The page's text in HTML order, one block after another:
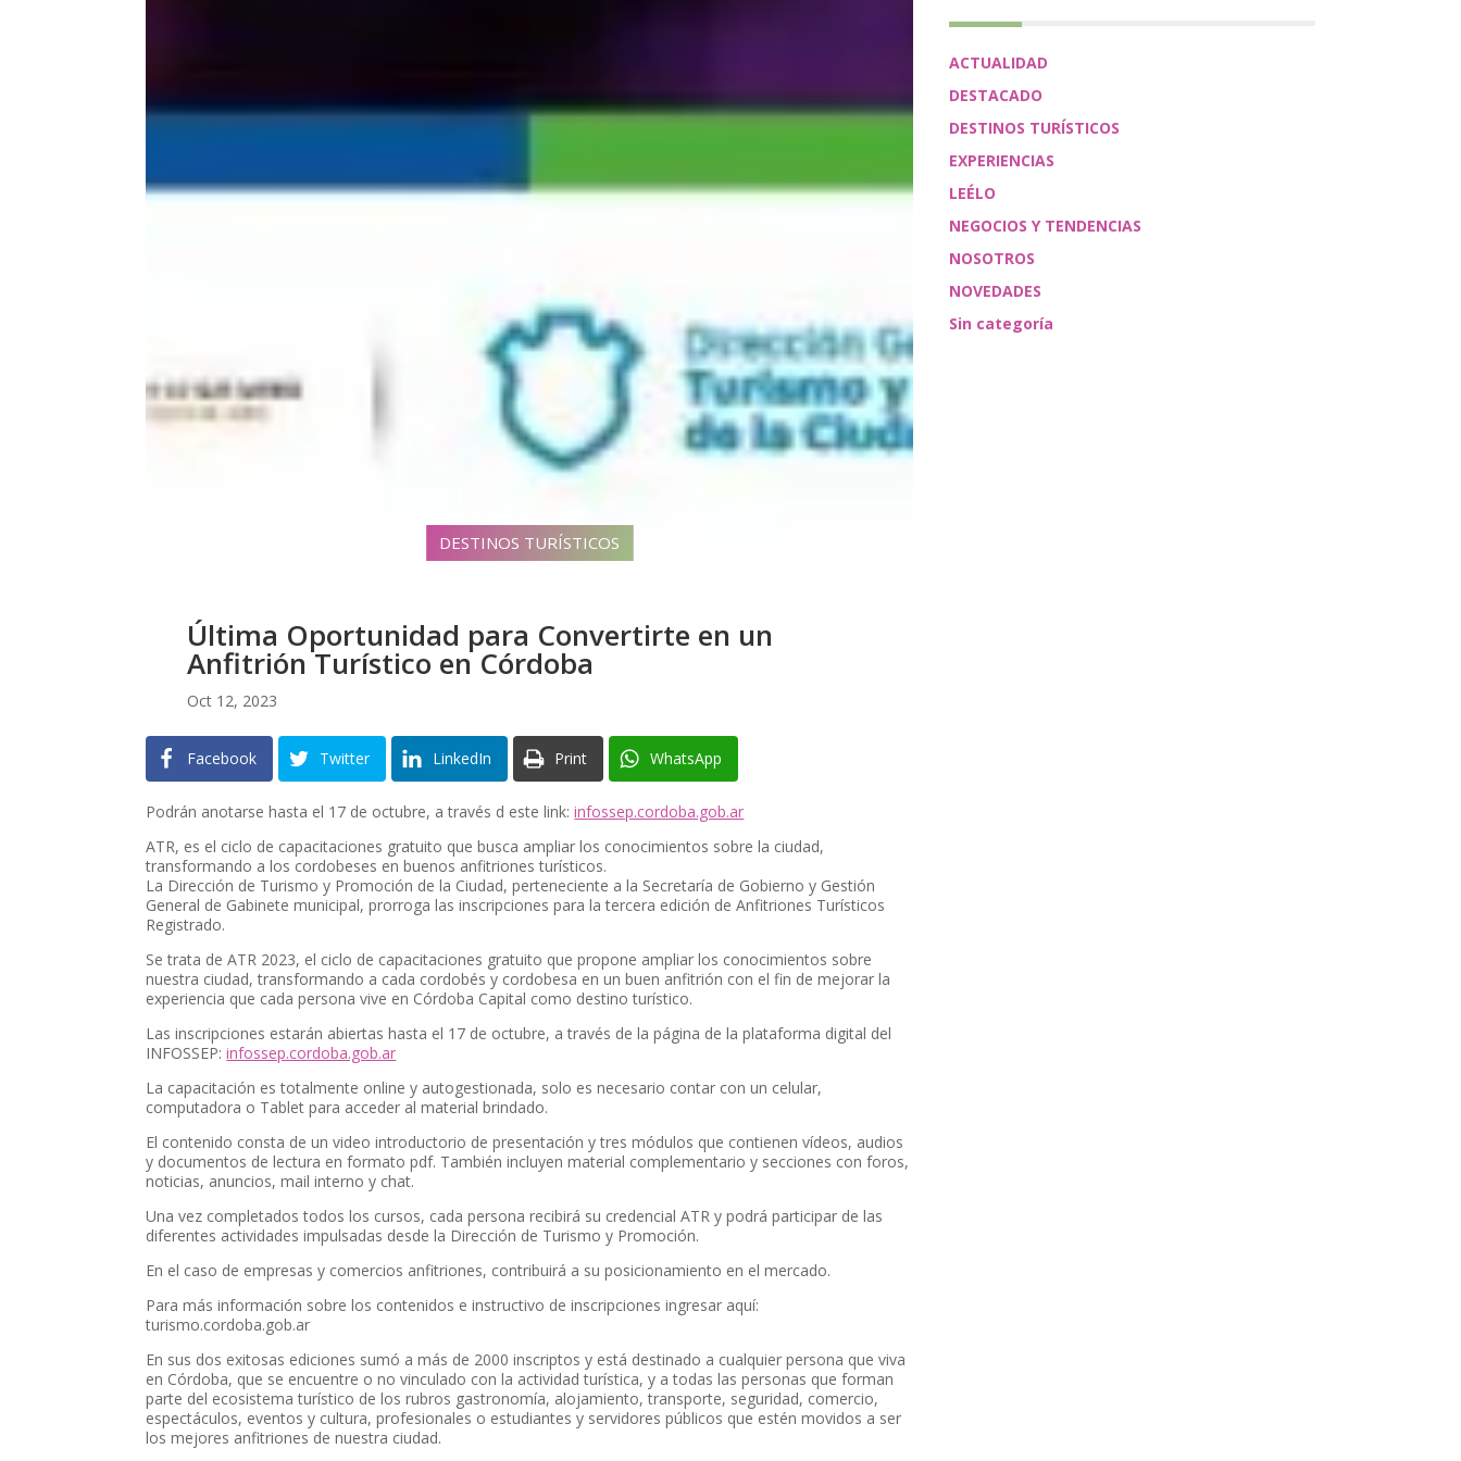
DESTINOS TURÍSTICOS
Última Oportunidad para Convertirte en un
Anfitrión Turístico en Córdoba
Oct 12, 2023
Facebook Twitter LinkedIn Print WhatsApp
Podrán anotarse hasta el 17 de octubre, a través d este link:infossep.cordoba.gob.ar
ATR, es el ciclo de capacitaciones gratuito que busca ampliar los conocimientos sobre la ciudad,
transformando a los cordobeses en buenos anfitriones turísticos.
La Dirección de Turismo y Promoción de la Ciudad, perteneciente a la Secretaría de Gobierno y Gestión
General de Gabinete municipal, prorroga las inscripciones para la tercera edición de Anfitriones Turísticos
Registrado.
Se trata de ATR 2023, el ciclo de capacitaciones gratuito que propone ampliar los conocimientos sobre
nuestra ciudad, transformando a cada cordobés y cordobesa en un buen anfitrión con el fin de mejorar la
experiencia que cada persona vive en Córdoba Capital como destino turístico.
Las inscripciones estarán abiertas hasta el 17 de octubre, a través de la página de la plataforma digital del
INFOSSEP:infossep.cordoba.gob.ar
La capacitación es totalmente online y autogestionada, solo es necesario contar con un celular,
computadora o Tablet para acceder al material brindado.
El contenido consta de un video introductorio de presentación y tres módulos que contienen vídeos, audios
y documentos de lectura en formato pdf. También incluyen material complementario y secciones con foros,
noticias, anuncios, mail interno y chat.
Una vez completados todos los cursos, cada persona recibirá su credencial ATR y podrá participar de las
diferentes actividades impulsadas desde la Dirección de Turismo y Promoción.
En el caso de empresas y comercios anfitriones, contribuirá a su posicionamiento en el mercado.
Para más información sobre los contenidos e instructivo de inscripciones ingresar aquí:
turismo.cordoba.gob.ar
En sus dos exitosas ediciones sumó a más de 2000 inscriptos y está destinado a cualquier persona que viva
en Córdoba, que se encuentre o no vinculado con la actividad turística, y a todas las personas que forman
parte del ecosistema turístico de los rubros gastronomía, alojamiento, transporte, seguridad, comercio,
espectáculos, eventos y cultura, profesionales o estudiantes y servidores públicos que estén movidos a ser
los mejores anfitriones de nuestra ciudad.
ACTUALIDAD
DESTACADO
DESTINOS TURÍSTICOS
EXPERIENCIAS
LEÉLO
NEGOCIOS Y TENDENCIAS
NOSOTROS
NOVEDADES
Sin categoría